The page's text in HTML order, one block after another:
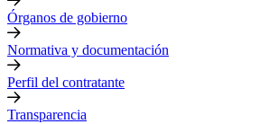
Órganos de gobierno
Normativa y documentación
Perfil del contratante
Transparencia